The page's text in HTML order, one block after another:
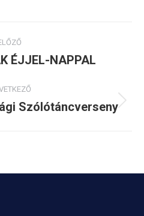
Previous
ÉJJEL-NAPPAL
NextSzólótáncverseny